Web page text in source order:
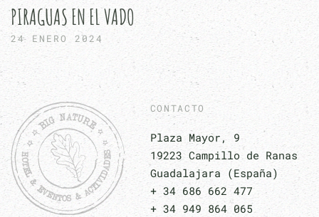
PIRAGUAS EN EL VADO
24 ENERO 2024
CONTACTO
Plaza Mayor, 9
19223 Campillo de Ranas
Guadalajara (España)
+ 34 686 662 477
+ 34 949 864 065